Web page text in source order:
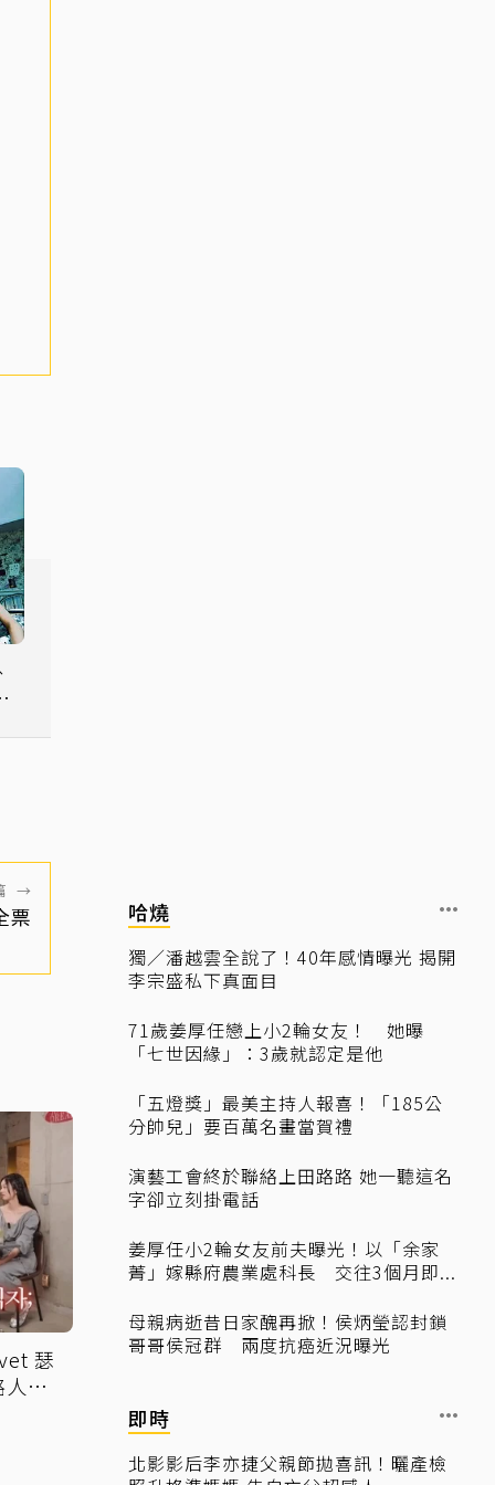
→
票
瑟
幫
哈燒
獨／潘越雲全說了！40年感情曝光 揭開
李宗盛私下真面目
71歲姜厚任戀上小2輪女友！ 她曝
「七世因緣」：3歲就認定是他
「五燈獎」最美主持人報喜！「185公
分帥兒」要百萬名畫當賀禮
演藝工會終於聯絡上田路路 她一聽這名
字卻立刻掛電話
姜厚任小2輪女友前夫曝光！以「余家
菁」嫁縣府農業處科長 交往3個月即...
母親病逝昔日家醜再掀！侯炳瑩認封鎖
哥哥侯冠群 兩度抗癌近況曝光
即時
北影影后李亦捷父親節拋喜訊！曬產檢